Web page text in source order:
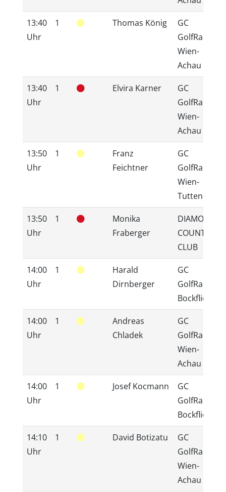
13:40
Uhr
1 Thomas König
GC
GolfRange
Wien-
Achau
13:40
Uhr
1 Elvira Karner
GC
GolfRange
Wien-
Achau
13:50
Uhr
1
Franz
Feichtner
GC
GolfRange
Wien-
Tuttendörfl
13:50
Uhr
1
Monika
Fraberger
DIAMOND
COUNTRY
CLUB
14:00
Uhr
1
Harald
Dirnberger
GC
GolfRange
Bockfließ
14:00
Uhr
1
Andreas
Chladek
GC
GolfRange
Wien-
Achau
14:00
Uhr
1 Josef Kocmann
GC
GolfRange
Bockfließ
14:10
Uhr
1 David Botizatu
GC
GolfRange
Wien-
Achau